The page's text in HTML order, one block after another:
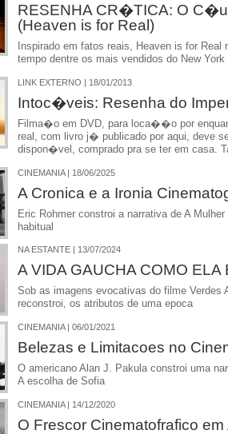
RESENHA CR�TICA: O
(Heaven is for Real)
Inspirado em fatos reais, Heaven is for
tempo dentre os mais vendidos do New York
LINK EXTERNO | 18/01/2013
Intoc�veis: Resenha do
Filma�o em DVD, para loca��o por
real, com livro j� publicado por aqui, deve
dispon�vel, comprado pra se ter em casa.
CINEMANIA | 18/06/2025
A Cronica e a Ironia
Eric Rohmer constroi a narrativa de A
habitual
NA ESTANTE | 13/07/2024
A VIDA GAUCHA COMO ELA
Sob as imagens evocativas do filme Verdes
reconstroi, os atributos de uma epoca
CINEMANIA | 06/01/2021
Belezas e Limitacoes no
O americano Alan J. Pakula constroi uma
A escolha de Sofia
CINEMANIA | 14/12/2020
O Frescor Cinematofrafico